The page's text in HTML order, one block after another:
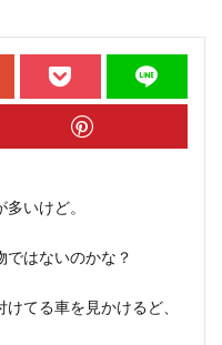
いけど。
はないのかな？
てる車を見かけるど、